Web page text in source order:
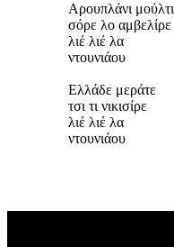
Αρουπλάνι μούλτι
σόρε λο αμβελίρε
λιέ λιέ λα
ντουνιάου
Ελλάδε μεράτε
τσι τι νικισίρε
λιέ λιέ λα
ντουνιάου